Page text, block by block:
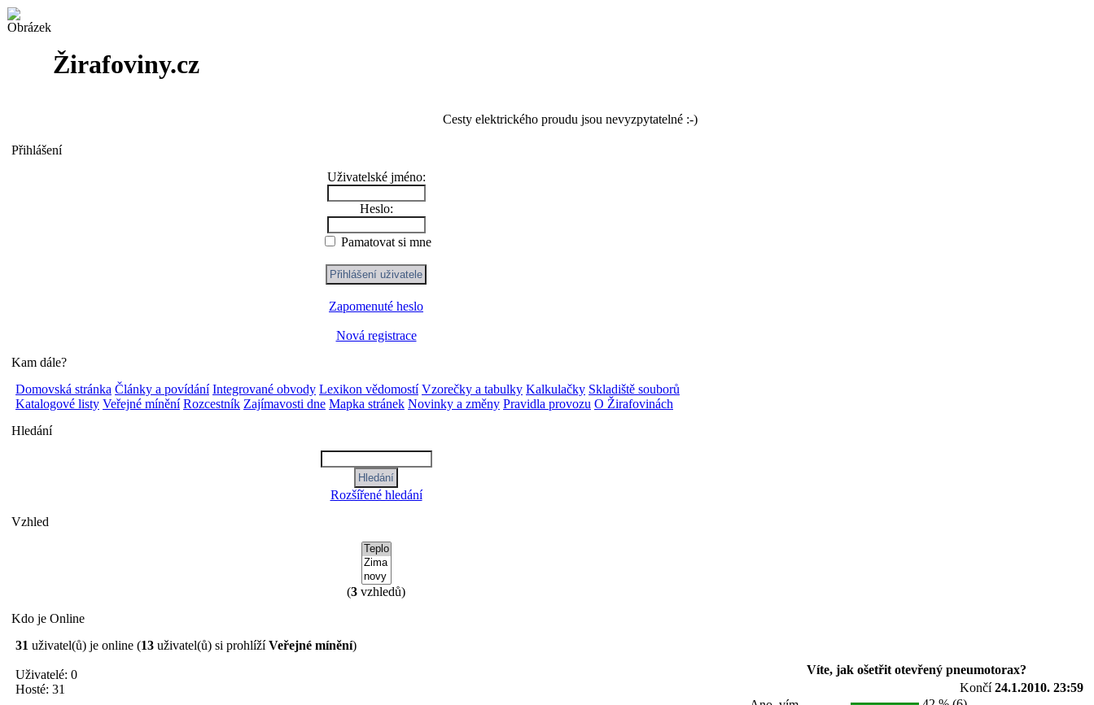
Žirafoviny.cz
Cesty elektrického proudu jsou nevyzpytatelné :-)
Přihlášení
Uživatelské jméno:
Heslo:
Pamatovat si mne
Zapomenuté heslo
Nová registrace
Kam dále?
Domovská stránka Články a povídání Integrované obvody Lexikon vědomostí Vzorečky a tabulky Kalkulačky Skladiště souborů
Katalogové listy Veřejné mínění Rozcestník Zajímavosti dne Mapka stránek Novinky a změny Pravidla provozu O Žirafovinách
Hledání
Rozšířené hledání
Vzhled
(3 vzhledů)
Kdo je Online
31 uživatel(ů) je online (13 uživatel(ů) si prohlížíVeřejné mínění)
Uživatelé: 0
Hosté: 31
Víte, jak ošetřit otevřený pneumotorax?
Končí24.1.2010. 23:59